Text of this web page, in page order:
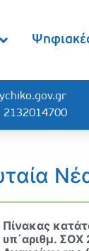
2132014700
Πίνακας
υπ΄αριθμ. ΣΟΧ